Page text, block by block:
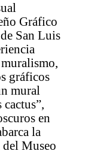
Gráfico
San Luis
gráficos
mural
en
la
del Museo